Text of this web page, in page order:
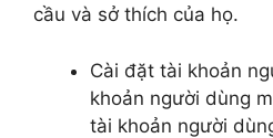
cầu và sở thích của họ.
Cài đặt tài khoản
khoản người dùng
tài khoản người